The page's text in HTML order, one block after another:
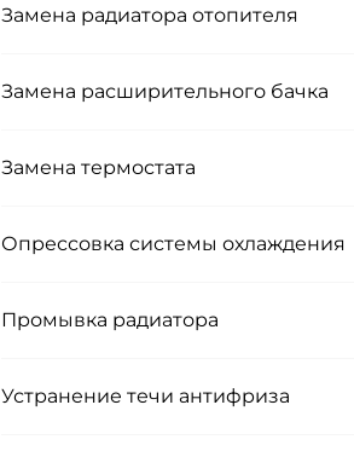
Замена радиатора отопителя
Замена расширительного бачка
Замена термостата
Опрессовка системы охлаждения
Промывка радиатора
Устранение течи антифриза